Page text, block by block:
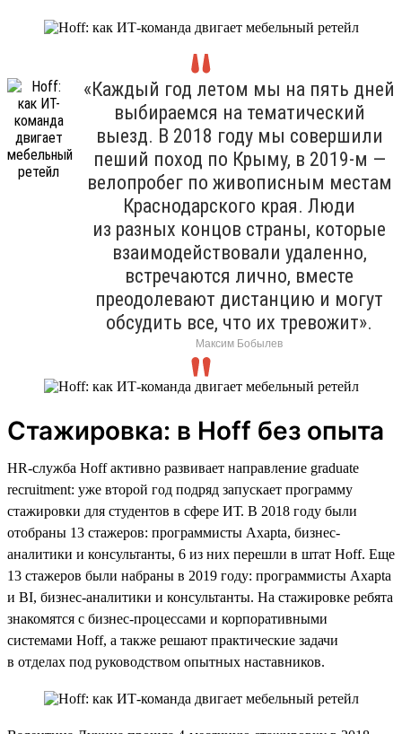
«Каждый год летом мы на пять дней
выбираемся на тематический
выезд. В 2018 году мы совершили
пеший поход по Крыму, в 2019-м —
велопробег по живописным местам
Краснодарского края. Люди
из разных концов страны, которые
взаимодействовали удаленно,
встречаются лично, вместе
преодолевают дистанцию и могут
обсудить все, что их тревожит».
Максим Бобылев
Стажировка: в Hoff без опыта
HR-служба Hoff активно развивает направление graduate
recruitment: уже второй год подряд запускает программу
стажировки для студентов в сфере ИТ. В 2018 году были
отобраны 13 стажеров: программисты Axapta, бизнес-
аналитики и консультанты, 6 из них перешли в штат Hoff. Еще
13 стажеров были набраны в 2019 году: программисты Axapta
и BI, бизнес-аналитики и консультанты. На стажировке ребята
знакомятся с бизнес-процессами и корпоративными
системами Hoff, а также решают практические задачи
в отделах под руководством опытных наставников.